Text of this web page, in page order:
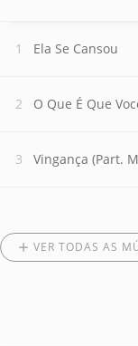
Ela Se Cansou
O Que É Que
Vingança (Part.
VER TODAS AS